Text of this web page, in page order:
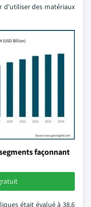
d'utiliser des matériaux
façonnant
était évalué à 38,6